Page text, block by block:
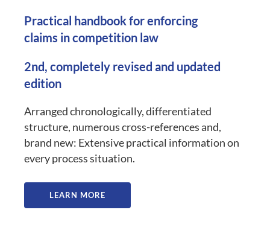
Practical handbook for enforcing
claims in competition law
2nd, completely revised and updated
edition
Arranged chronologically, differentiated
structure, numerous cross-references and,
brand new: Extensive practical information on
every process situation.
LEARN MORE